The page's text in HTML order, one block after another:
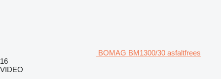
BOMAG BM1300/30 asfaltfrees
16
VIDEO